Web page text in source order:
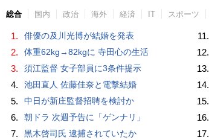
総合 国内 政治 海外 経済 IT スポーツ
1. 俳優の及川光博が結婚を発表
2. 体重62kg→82kgに 寺田心の生活
3. 須江監督 女子部員に3条件提示
4. 池田直人 佐藤佳奈と電撃結婚
5. 中日が新庄監督招聘を検討か
6. 朝ドラ 次週予告に「ゲンナリ」
7. 黒木啓司氏 逮捕されていたか
11.
12.
13.
14.
15.
16.
17.